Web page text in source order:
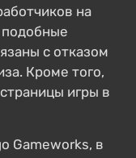
на
с отказом
Кроме того,
игры в
Gameworks, в